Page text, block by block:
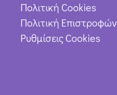
Πολιτική Cookies
Πολιτική Επιστροφών
Ρυθμίσεις Cookies